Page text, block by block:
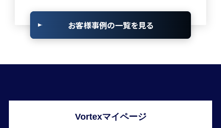
お客様事例の一覧を見る
Vortexマイページ